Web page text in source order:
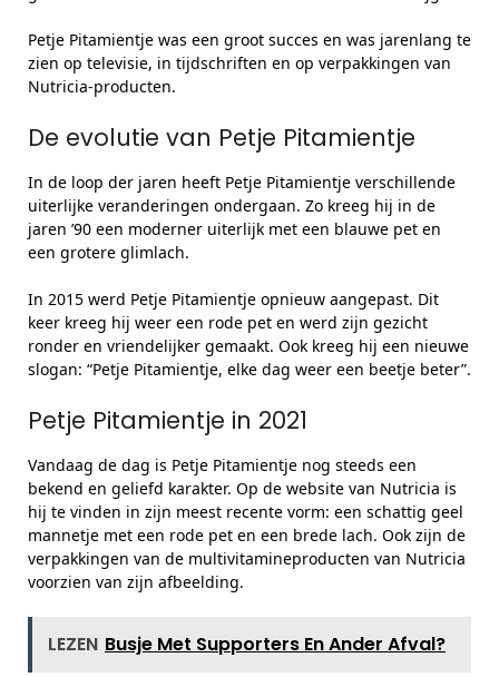
Petje Pitamientje was een groot succes en was jarenlang te
zien op televisie, in tijdschriften en op verpakkingen van
Nutricia-producten.
De evolutie van Petje Pitamientje
In de loop der jaren heeft Petje Pitamientje verschillende
uiterlijke veranderingen ondergaan. Zo kreeg hij in de
jaren ’90 een moderner uiterlijk met een blauwe pet en
een grotere glimlach.
In 2015 werd Petje Pitamientje opnieuw aangepast. Dit
keer kreeg hij weer een rode pet en werd zijn gezicht
ronder en vriendelijker gemaakt. Ook kreeg hij een nieuwe
slogan: “Petje Pitamientje, elke dag weer een beetje beter”.
Petje Pitamientje in 2021
Vandaag de dag is Petje Pitamientje nog steeds een
bekend en geliefd karakter. Op de website van Nutricia is
hij te vinden in zijn meest recente vorm: een schattig geel
mannetje met een rode pet en een brede lach. Ook zijn de
verpakkingen van de multivitamineproducten van Nutricia
voorzien van zijn afbeelding.
LEZEN Busje Met Supporters En Ander Afval?